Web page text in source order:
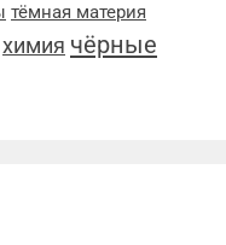
тёмная материя
химия чёрные